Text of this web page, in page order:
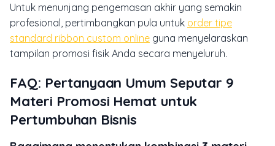
Untuk menunjang pengemasan akhir yang semakin
profesional, pertimbangkan pula untuk order tipe
standard ribbon custom online guna menyelaraskan
tampilan promosi fisik Anda secara menyeluruh.
FAQ: Pertanyaan Umum Seputar 9
Materi Promosi Hemat untuk
Pertumbuhan Bisnis